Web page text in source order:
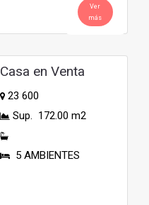
Ver
más
Casa en Venta
23 600
Sup. 172.00 m2
5 AMBIENTES